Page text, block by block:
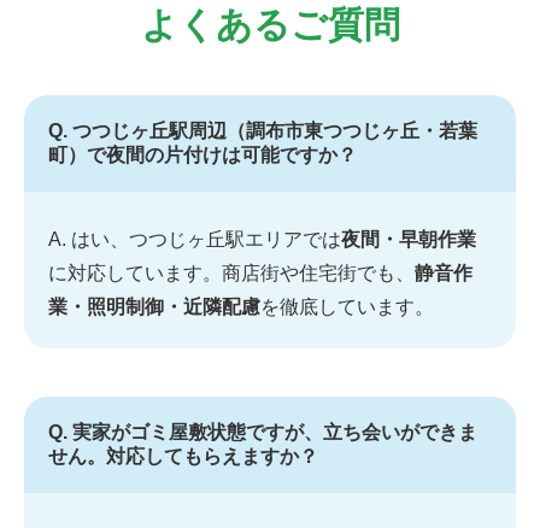
よくあるご質問
Q. つつじヶ丘駅周辺（調布市東つつじヶ丘・若葉
町）で夜間の片付けは可能ですか？
A. はい、つつじヶ丘駅エリアでは夜間・早朝作業
に対応しています。商店街や住宅街でも、 静音作
業・照明制御・近隣配慮を徹底しています。
Q. 実家がゴミ屋敷状態ですが、立ち会いができま
せん。対応してもらえますか？